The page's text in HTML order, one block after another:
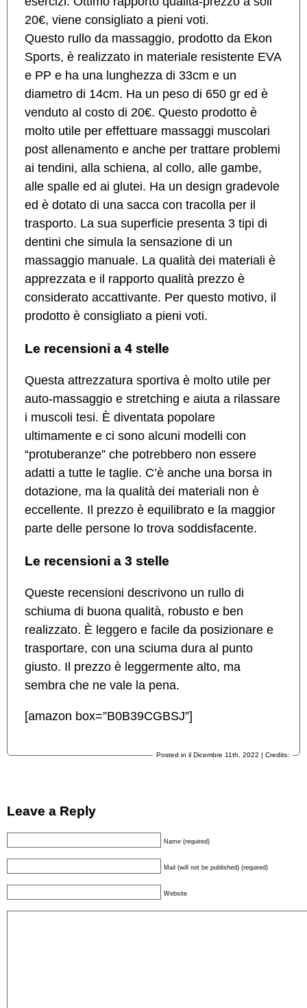
20€, viene consigliato a pieni voti.
Questo rullo da massaggio, prodotto da Ekon
Sports, è realizzato in materiale resistente EVA
e PP e ha una lunghezza di 33cm e un
diametro di 14cm. Ha un peso di 650 gr ed è
venduto al costo di 20€. Questo prodotto è
molto utile per effettuare massaggi muscolari
post allenamento e anche per trattare problemi
ai tendini, alla schiena, al collo, alle gambe,
alle spalle ed ai glutei. Ha un design gradevole
ed è dotato di una sacca con tracolla per il
trasporto. La sua superficie presenta 3 tipi di
dentini che simula la sensazione di un
massaggio manuale. La qualità dei materiali è
apprezzata e il rapporto qualità prezzo è
considerato accattivante. Per questo motivo, il
prodotto è consigliato a pieni voti.
Le recensioni a 4 stelle
Questa attrezzatura sportiva è molto utile per
auto-massaggio e stretching e aiuta a rilassare
i muscoli tesi. È diventata popolare
ultimamente e ci sono alcuni modelli con
“protuberanze” che potrebbero non essere
adatti a tutte le taglie. C’è anche una borsa in
dotazione, ma la qualità dei materiali non è
eccellente. Il prezzo è equilibrato e la maggior
parte delle persone lo trova soddisfacente.
Le recensioni a 3 stelle
Queste recensioni descrivono un rullo di
schiuma di buona qualità, robusto e ben
realizzato. È leggero e facile da posizionare e
trasportare, con una sciuma dura al punto
giusto. Il prezzo è leggermente alto, ma
sembra che ne vale la pena.
[amazon box=”B0B39CGBSJ”]
Posted in il Dicembre 11th, 2022 | Credits:
Leave a Reply
Name (required)
Mail (will not be published) (required)
Website